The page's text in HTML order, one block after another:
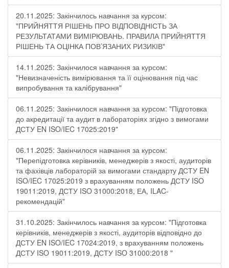
20.11.2025: Закінчилось навчання за курсом:
"ПРИЙНЯТТЯ РІШЕНЬ ПРО ВІДПОВІДНІСТЬ ЗА
РЕЗУЛЬТАТАМИ ВИМІРЮВАНЬ. ПРАВИЛА ПРИЙНЯТТЯ
РІШЕНЬ ТА ОЦІНКА ПОВ’ЯЗАНИХ РИЗИКІВ"
14.11.2025: Закінчилося навчання за курсом:
"Невизначеність вимірювання та її оцінювання під час
випробування та калібрування"
06.11.2025: Закінчилося навчання за курсом: "Підготовка
до акредитації та аудит в лабораторіях згідно з вимогами
ДСТУ EN ISO/IEC 17025:2019"
06.11.2025: Закінчилося навчання за курсом:
"Перепідготовка керівників, менеджерів з якості, аудиторів
та фахівців лабораторій за вимогами стандарту ДСТУ EN
ISO/IEC 17025:2019 з врахуванням положень ДСТУ ISO
19011:2019, ДСТУ ISO 31000:2018, ЕА, ILAC-
рекомендацій"
31.10.2025: Закінчилось навчання за курсом: "Підготовка
керівників, менеджерів з якості, аудиторів відповідно до
ДСТУ EN ISO/IEC 17024:2019, з врахуванням положень
ДСТУ ISO 19011:2019, ДСТУ ISO 31000:2018 "